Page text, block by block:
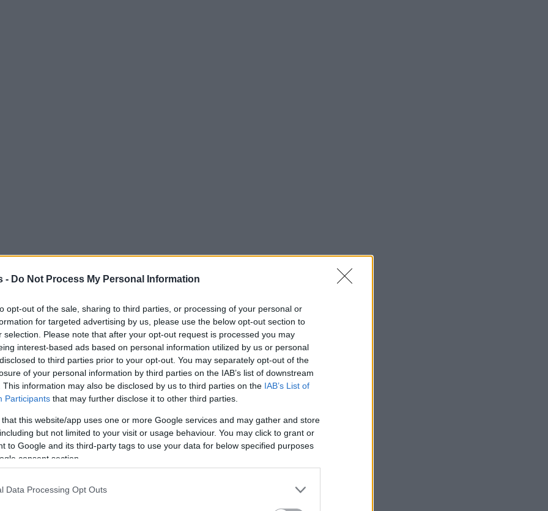
- Do Not Process My Personal Information
opt-out of the sale, sharing to third parties, or processing of your personal or
for targeted advertising by us, please use the below opt-out section to
selection. Please note that after your opt-out request is processed you may
interest-based ads based on personal information utilized by us or personal
to third parties prior to your opt-out. You may separately opt-out of the
of your personal information by third parties on the IAB’s list of downstream
This information may also be disclosed by us to third parties on the IAB’s List of
Participants that may further disclose it to other third parties.
that this website/app uses one or more Google services and may gather and store
but not limited to your visit or usage behaviour. You may click to grant or
to Google and its third-party tags to use your data for below specified purposes
consent section.
Data Processing Opt Outs
paso»